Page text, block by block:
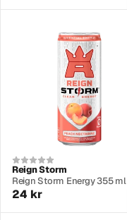
Reign Storm
Reign Storm Energy 355 ml
24 kr